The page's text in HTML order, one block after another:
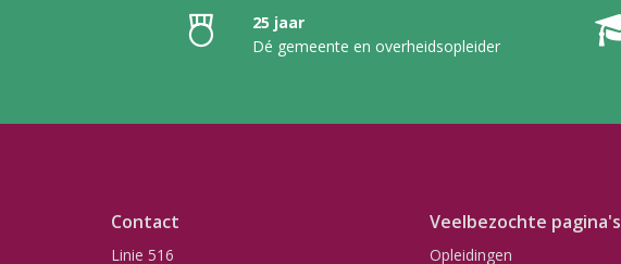
25 jaar
Dé gemeente en overheidsopleider
Contact
Linie 516
Veelbezochte pagina's
Opleidingen